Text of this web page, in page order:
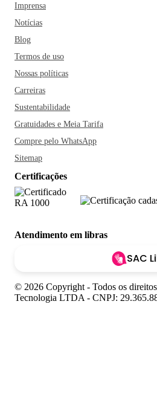
Imprensa
Notícias
Blog
Termos de uso
Nossas políticas
Carreiras
Sustentabilidade
Gratuidades e Meia Tarifa
Compre pelo WhatsApp
Sitemap
Certificações
Atendimento em libras
SAC
© 2026 Copyright - Todos os
Tecnologia LTDA - CNPJ: